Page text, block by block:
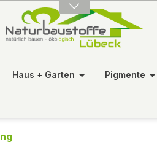
Haus + Garten Pigmente